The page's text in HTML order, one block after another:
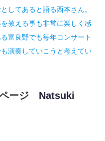
してあると語る西本さん。
教える事も非常に楽しく感
富良野でも毎年コンサート
演奏していこうと考えてい
ージ
Natsuki